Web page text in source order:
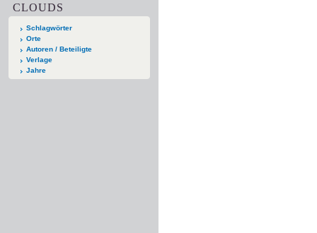
CLOUDS
Schlagwörter
Orte
Autoren / Beteiligte
Verlage
Jahre